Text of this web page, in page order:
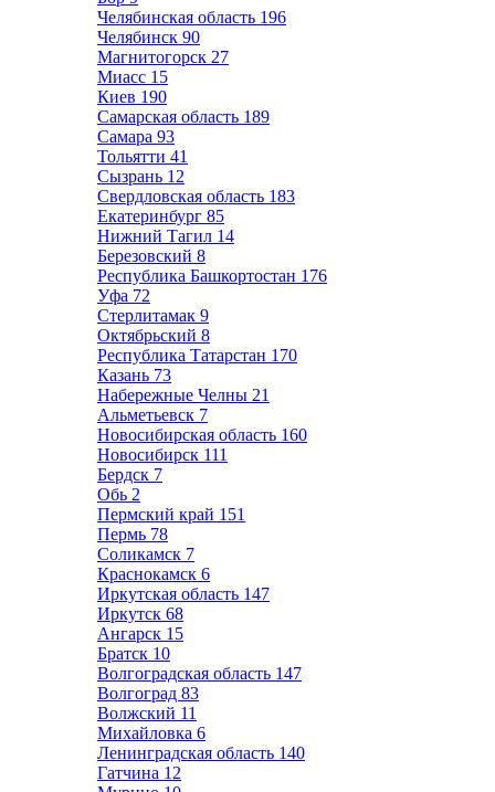
Челябинская область 196
Челябинск 90
Магнитогорск 27
Миасс 15
Киев 190
Самарская область 189
Самара 93
Тольятти 41
Сызрань 12
Свердловская область 183
Екатеринбург 85
Нижний Тагил 14
Березовский 8
Республика Башкортостан 176
Уфа 72
Стерлитамак 9
Октябрьский 8
Республика Татарстан 170
Казань 73
Набережные Челны 21
Альметьевск 7
Новосибирская область 160
Новосибирск 111
Бердск 7
Обь 2
Пермский край 151
Пермь 78
Соликамск 7
Краснокамск 6
Иркутская область 147
Иркутск 68
Ангарск 15
Братск 10
Волгоградская область 147
Волгоград 83
Волжский 11
Михайловка 6
Ленинградская область 140
Гатчина 12